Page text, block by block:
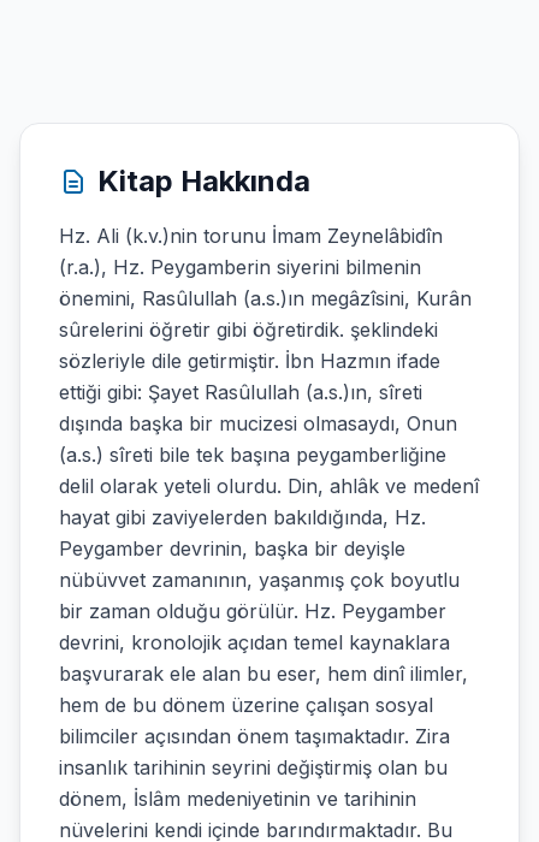
Kitap Hakkında
Hz. Ali (k.v.)nin torunu İmam Zeynelâbidîn
(r.a.), Hz. Peygamberin siyerini bilmenin
önemini, Rasûlullah (a.s.)ın megâzîsini, Kurân
sûrelerini öğretir gibi öğretirdik. şeklindeki
sözleriyle dile getirmiştir. İbn Hazmın ifade
ettiği gibi: Şayet Rasûlullah (a.s.)ın, sîreti
dışında başka bir mucizesi olmasaydı, Onun
(a.s.) sîreti bile tek başına peygamberliğine
delil olarak yeteli olurdu. Din, ahlâk ve medenî
hayat gibi zaviyelerden bakıldığında, Hz.
Peygamber devrinin, başka bir deyişle
nübüvvet zamanının, yaşanmış çok boyutlu
bir zaman olduğu görülür. Hz. Peygamber
devrini, kronolojik açıdan temel kaynaklara
başvurarak ele alan bu eser, hem dinî ilimler,
hem de bu dönem üzerine çalışan sosyal
bilimciler açısından önem taşımaktadır. Zira
insanlık tarihinin seyrini değiştirmiş olan bu
dönem, İslâm medeniyetinin ve tarihinin
nüvelerini kendi içinde barındırmaktadır. Bu